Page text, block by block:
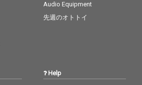
Audio Equipment
先週のオトトイ
Help